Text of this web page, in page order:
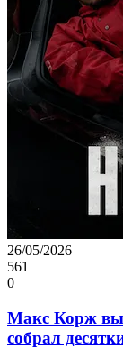
26/05/2026
561
0
Макс Корж
собрал